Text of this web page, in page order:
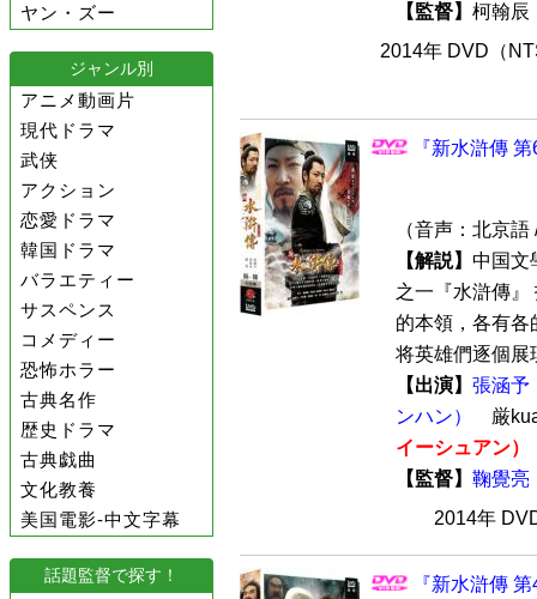
ヤン・ズー
ジャンル別
アニメ動画片
現代ドラマ
武侠
アクション
恋愛ドラマ
韓国ドラマ
バラエティー
サスペンス
コメディー
恐怖ホラー
古典名作
歴史ドラマ
古典戯曲
文化教養
美国電影-中文字幕
話題監督で探す！
【監督】 柯翰
2014年 DVD（
『新水滸傳
（音声：北京
【解説】 中国文
之一『水滸傳』
的本領，各有各
将英雄們逐個展
【出演】 張涵予
ンハン）
厳
イーシュアン）
【監督】 鞠覺亮
2014年
『新水滸傳